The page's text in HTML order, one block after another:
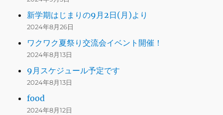
新学期はじまりの9月2日(月)より
2024年8月26日
ワクワク夏祭り交流会イベント開催！
2024年8月13日
9月スケジュール予定です
2024年8月13日
food
2024年8月12日